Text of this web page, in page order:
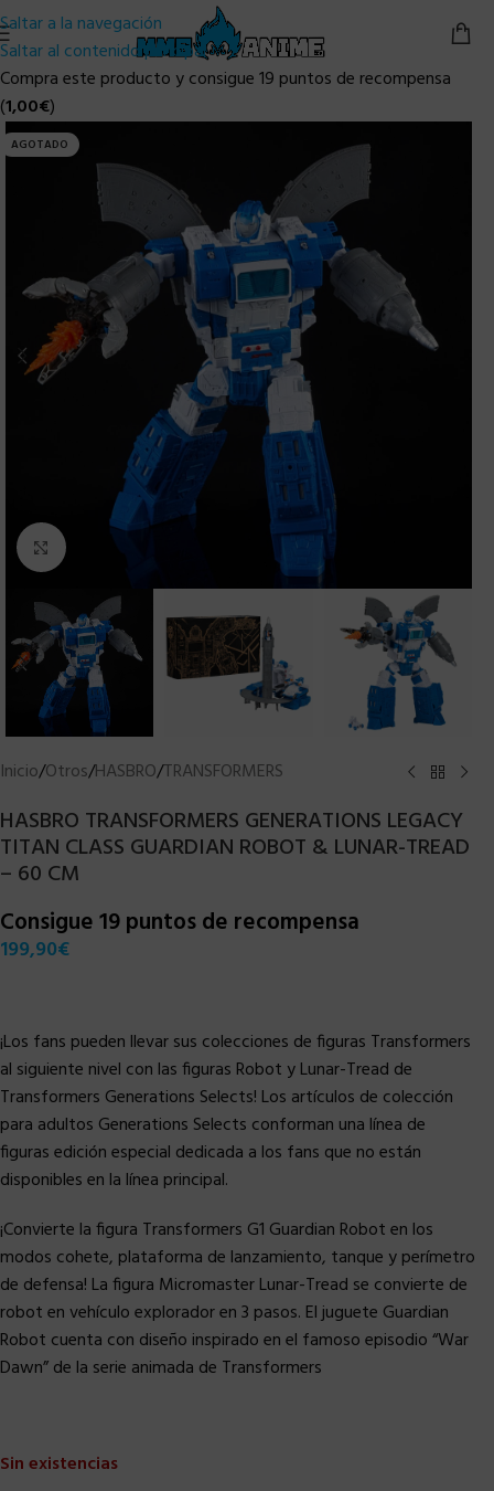
Saltar a la navegación
Saltar al contenido principal
Compra este producto y consigue 19 puntos de recompensa
(1,00€)
AGOTADO
Clic para ampliar
Inicio/Otros/HASBRO/TRANSFORMERS
HASBRO TRANSFORMERS GENERATIONS LEGACY
TITAN CLASS GUARDIAN ROBOT & LUNAR-TREAD
– 60 CM
Consigue 19 puntos de recompensa
199,90€
¡Los fans pueden llevar sus colecciones de figuras Transformers
al siguiente nivel con las figuras Robot y Lunar-Tread de
Transformers Generations Selects! Los artículos de colección
para adultos Generations Selects conforman una línea de
figuras edición especial dedicada a los fans que no están
disponibles en la línea principal.
¡Convierte la figura Transformers G1 Guardian Robot en los
modos cohete, plataforma de lanzamiento, tanque y perímetro
de defensa! La figura Micromaster Lunar-Tread se convierte de
robot en vehículo explorador en 3 pasos. El juguete Guardian
Robot cuenta con diseño inspirado en el famoso episodio “War
Dawn” de la serie animada de Transformers
Sin existencias